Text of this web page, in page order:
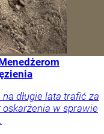
długie lata trafić za
oskarżenia w sprawie